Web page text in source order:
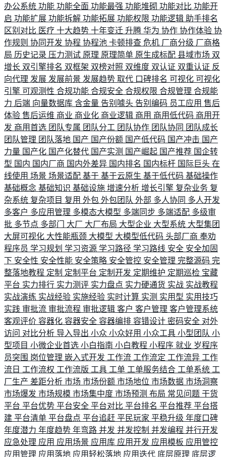
办公系统 功能 功能全面 功能最强 功能堆砌 功能对比 功能开
启 功能扩展 功能拆解 功能拓展 功能权限 功能逻辑 助手排名
区别对比 医疗 十大趋势 十年变迁 升腾 华为 协作 协作体验 协
作规则 协同开发 协程 协程池 卡顿排查 危机 厂商分级 厂商格
局 历史记录 压力测试 原理 原理简单 原生成标配 县域市场 双
增长 双引擎排名 双框架 双榜对照 双维度 双认证 双重认证 反
向代理 发展 发展前景 发展趋势 取代 口碑排名 可视化 可视化
引擎 可观测性 合规功能 合规安全 合规权限 合规管理 合规能
力 后端 向量数据库 含金量 告别噱头 告别编码 员工应用 售后
体验 售后运维 商业 商业化 商业逻辑 商用 商用低代码 商用开
发 商用首选 团队专属 团队分工 团队协作 团队协同 团队成长
团队管理 团队落地 国产 国产份额 国产低代码 国产冲击 国产
力量 国产化 国产化替代 国产实测 国产崛起 国产推荐 国企转
型 国内 国内厂商 国内外差异 国内排名 国内标杆 国际巨头 在
线使用 场景 场景适配 基于 基于云原生 基于低代码 基础操作
基础概念 基础知识 基础设施 增速分析 增长引擎 复杂业务 复
杂系统 复杂项目 复用 外包 外包团队 外部 多人协同 多人开发
多客户 多应用管理 多模态大模型 多端同步 多端适配 多级审
批 多节点 多部门 大厂 大厂布局 大型企业 大型系统 大型集团
大屏可视化 大性能瓶颈 大模型 大模型低代码 头部厂商 奉劝
程序员 学习规划 学习资源 学习路径 学习路线 安全 安全加固
下 安全性 安全性能 安全策略 安全管控 安全管理 完整源码 完
整落地教程 定制 定制平台 定制开发 定期维护 定期巡检 宝藏
平台 实力排行 实力测评 实力盘点 实力硬通货 实战 实战教程
实战演练 实战经验 实施经验 实时计算 实测 实用型 实用技巧
实践 审批流 审批流程 审批逻辑 客户 客户管理 客户管理系统
客观评价 容器化 容器安全 容器编排 容错设计 密码安全 对外
访问 对比分析 导入导出 小众 小众好用 小众工具 小型团队 小
型项目 小微企业首选 小白指南 小白教程 小程序 就业 岁程序
员突围 岗位管理 嵌入式开发 工作流 工作流定 工作流异 工作
流日 工作流权 工作流版 工具 工单 工单服务结合 工单系统 工
厂生产 差距分析 市场 市场份额 市场地位 市场数据 市场洞察
市场爆发 市场规模 市场集中度 市场预测 布局 常见问题 干货
平台 平台优势 平台安全 平台对比 平台排名 平台推荐 平台搭
建 平台清单 平台盘点 平台追赶 平民玩家 平稳升级 年度口碑
年度潜力 年度趋势 年弯路 并发 并发控制 并发编程 并行开发
应急处理 应用 应用场景 应用库 应用开发 应用模板 应用管控
应用管理 应用落地 应用轻松落地 应用迭代 底层原理 底层逻